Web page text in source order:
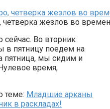
четверка жезлов во
сейчас. Во вторник
в пятницу поедем на
пятница, мы сидим и
время,
теме: Младшие арканы
в раскладах!